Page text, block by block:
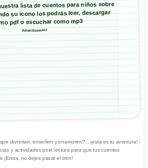
lista de cuentos para niños sobre
su icono los podrás leer, descargar
pdf o escuchar como mp3
Advertisement
diviertan, enseñen y enamoren?... ¡esta es tu aventura! -
y actividades post lectura para que tus cuentos
¡Entra, no dejes pasar el tren!